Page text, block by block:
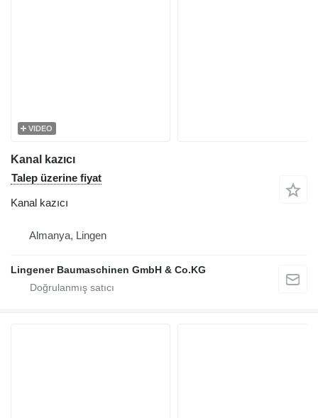
VIDEO
Kanal kazıcı
Talep üzerine fiyat
Kanal kazıcı
Almanya, Lingen
Lingener Baumaschinen GmbH & Co.KG